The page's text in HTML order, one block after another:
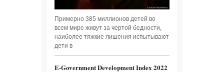
Примерно 385 миллионов детей во
всем мире живут за чертой бедности,
наиболее тяжкие лишения испытывают
дети в
E-Government Development Index 2022